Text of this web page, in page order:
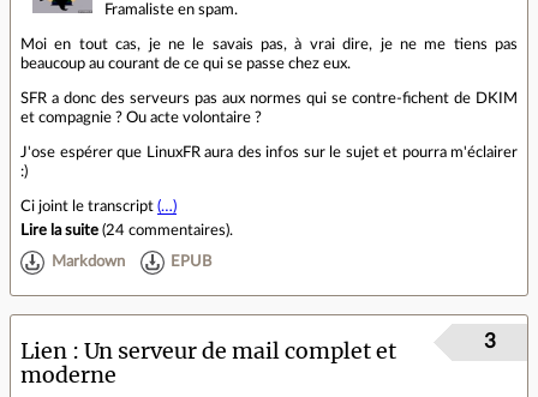
Framaliste en spam.
Moi en tout cas, je ne le savais pas, à vrai dire, je ne me tiens pas
beaucoup au courant de ce qui se passe chez eux.
SFR a donc des serveurs pas aux normes qui se contre-fichent de DKIM
et compagnie ? Ou acte volontaire ?
J'ose espérer que LinuxFR aura des infos sur le sujet et pourra m'éclairer
:)
Ci joint le transcript (…)
Lire la suite (24 commentaires).
Markdown EPUB
Lien
Un serveur de mail complet et
moderne
3